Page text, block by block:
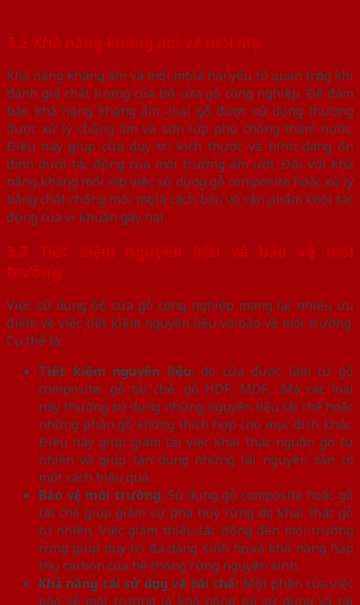
3.2 Khả năng kháng ẩm và mối mọt
Khả năng kháng ẩm và mối mọt là hai yếu tố quan trọng khi
đánh giá chất lượng của bộ cửa gỗ công nghiệp. Để đảm
bảo khả năng kháng ẩm, loại gỗ được sử dụng thường
được xử lý chống ẩm và sơn lớp phủ chống thấm nước.
Điều này giúp cửa duy trì kích thước và hình dáng ổn
định dưới tác động của môi trường ẩm ướt. Đối với khả
năng kháng mối mọt, việc sử dụng gỗ composite hoặc xử lý
bằng chất chống mối mọt là cách bảo vệ sản phẩm khỏi tác
động của vi khuẩn gây hại.
3.3 Tiết kiệm nguyên liệu và bảo vệ môi
trường
Việc sử dụng bộ cửa gỗ công nghiệp mang lại nhiều ưu
điểm về việc tiết kiệm nguyên liệu và bảo vệ môi trường.
Cụ thể là:
Tiết kiệm nguyên liệu:do cửa được làm từ gỗ
composite, gỗ tái chế, gỗ HDF, MDF,….Mà các loại
này thường sử dụng những nguyên liệu tái chế hoặc
những phần gỗ không thích hợp cho mục đích khác.
Điều này giúp giảm tải việc khai thác nguồn gỗ tự
nhiên và giúp tận dụng những tài nguyên sẵn có
một cách hiệu quả.
Bảo vệ môi trường: Sử dụng gỗ composite hoặc gỗ
tái chế giúp giảm sự phá hủy rừng do khai thác gỗ
tự nhiên. Việc giảm thiểu tác động đến môi trường
rừng giúp duy trì đa dạng sinh học và khả năng hấp
thụ carbon của hệ thống rừng nguyên sinh.
Khả năng tái sử dụng và tái chế: Một phần của việc
bảo vệ môi trường là khả năng tái sử dụng và tái